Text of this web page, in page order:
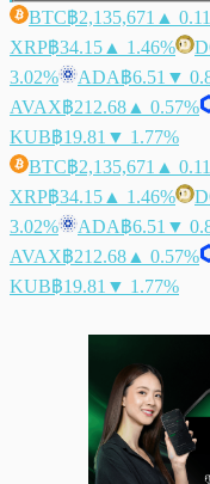
BTC฿2,135,671 ▲
XRP฿34.15 ▲ 1.46%
3.02%
ADA฿6.51 ▼
AVAX฿212.68 ▲ 0.57%
KUB฿19.81 ▼ 1.77%
BTC฿2,135,671 ▲
XRP฿34.15 ▲ 1.46%
3.02%
ADA฿6.51 ▼
AVAX฿212.68 ▲ 0.57%
KUB฿19.81 ▼ 1.77%